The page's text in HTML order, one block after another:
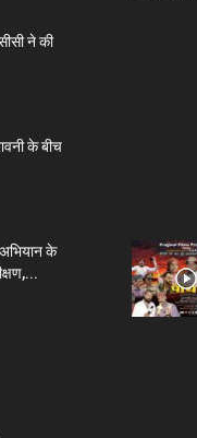
ने की
के बीच
के